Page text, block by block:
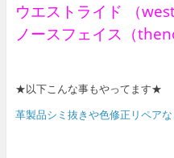
ウエストライド （
ノースフェイス（
★以下こんな事もやってます★
革製品シミ抜きや色修正リペア